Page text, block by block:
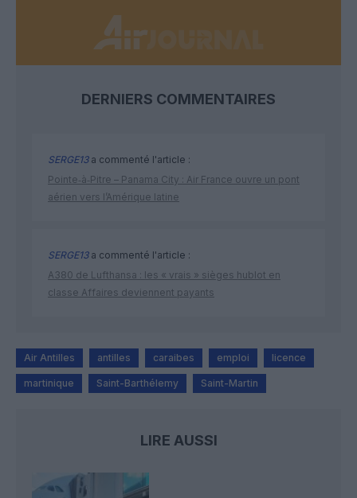
DERNIERS COMMENTAIRES
SERGE13a commenté l'article :
Pointe‑à‑Pitre – Panama City : Air France ouvre un pont
aérien vers l’Amérique latine
SERGE13a commenté l'article :
A380 de Lufthansa : les « vrais » sièges hublot en
classe Affaires deviennent payants
Air Antilles antilles caraibes emploi licence
martinique Saint-Barthélemy Saint-Martin
LIRE AUSSI